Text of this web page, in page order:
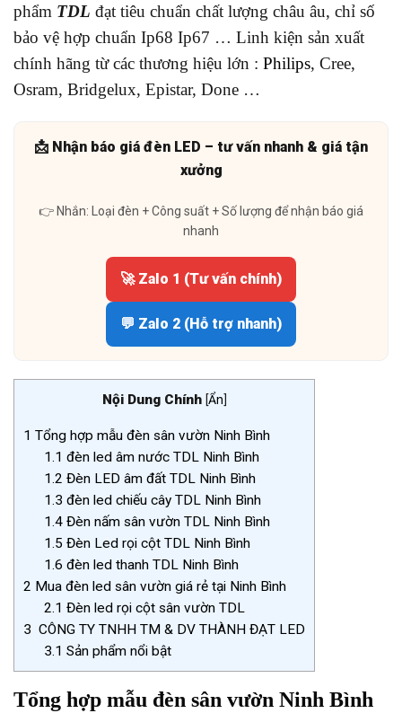
phẩm TDL đạt tiêu chuẩn chất lượng châu âu, chỉ số
bảo vệ hợp chuẩn Ip68 Ip67 … Linh kiện sản xuất
chính hãng từ các thương hiệu lớn : Philips, Cree,
Osram, Bridgelux, Epistar, Done …
📩 Nhận báo giá đèn LED – tư vấn nhanh & giá tận
xưởng
👉 Nhắn: Loại đèn + Công suất + Số lượng để nhận báo giá
nhanh
🚀 Zalo 1 (Tư vấn chính)
💬 Zalo 2 (Hỗ trợ nhanh)
Nội Dung Chính [Ẩn]
1 Tổng hợp mẫu đèn sân vườn Ninh Bình
1.1 đèn led âm nước TDL Ninh Bình
1.2 Đèn LED âm đất TDL Ninh Bình
1.3 đèn led chiếu cây TDL Ninh Bình
1.4 Đèn nấm sân vườn TDL Ninh Bình
1.5 Đèn Led rọi cột TDL Ninh Bình
1.6 đèn led thanh TDL Ninh Bình
2 Mua đèn led sân vườn giá rẻ tại Ninh Bình
2.1 Đèn led rọi cột sân vườn TDL
3 CÔNG TY TNHH TM & DV THÀNH ĐẠT LED
3.1 Sản phẩm nổi bật
Tổng hợp mẫu đèn sân vườn Ninh Bình